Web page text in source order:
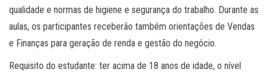
qualidade e normas de higiene e segurança do trabalho. Durante as
aulas, os participantes receberão também orientações de Vendas
e Finanças para geração de renda e gestão do negócio.
Requisito do estudante: ter acima de 18 anos de idade, o nível